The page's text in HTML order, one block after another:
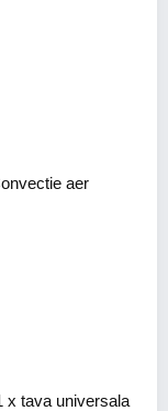
aer
x tava universala